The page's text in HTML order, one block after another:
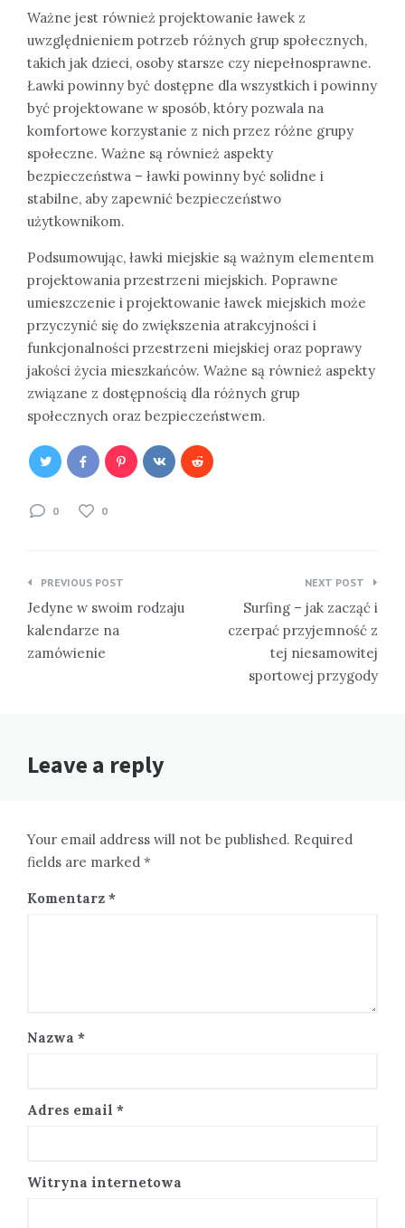
Ważne jest również projektowanie ławek z
uwzględnieniem potrzeb różnych grup społecznych,
takich jak dzieci, osoby starsze czy niepełnosprawne.
Ławki powinny być dostępne dla wszystkich i powinny
być projektowane w sposób, który pozwala na
komfortowe korzystanie z nich przez różne grupy
społeczne. Ważne są również aspekty
bezpieczeństwa – ławki powinny być solidne i
stabilne, aby zapewnić bezpieczeństwo
użytkownikom.
Podsumowując, ławki miejskie są ważnym elementem
projektowania przestrzeni miejskich. Poprawne
umieszczenie i projektowanie ławek miejskich może
przyczynić się do zwiększenia atrakcyjności i
funkcjonalności przestrzeni miejskiej oraz poprawy
jakości życia mieszkańców. Ważne są również aspekty
związane z dostępnością dla różnych grup
społecznych oraz bezpieczeństwem.
0 0
Nawigacja
wpisu
PREVIOUS POST
Jedyne w swoim rodzaju
kalendarze na
zamówienie
NEXT POST
Surfing – jak zacząć i
czerpać przyjemność z
tej niesamowitej
sportowej przygody
Leave a reply
Your email address will not be published. Required
fields are marked *
Komentarz *
Nazwa *
Adres email *
Witryna internetowa